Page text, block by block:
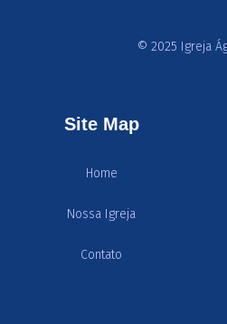
© 2025 Igreja
Site Map
Home
Nossa Igreja
Contato